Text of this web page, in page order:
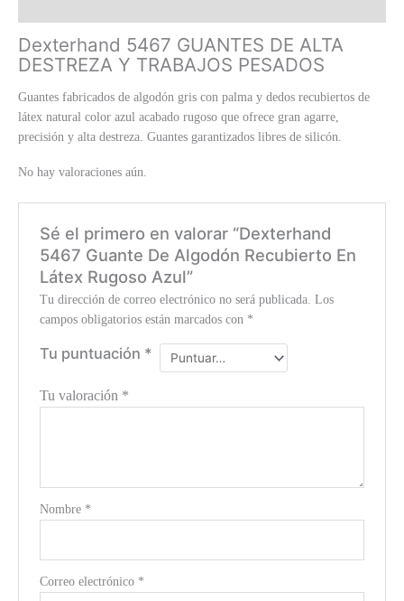
Dexterhand 5467 GUANTES DE ALTA
DESTREZA Y TRABAJOS PESADOS
Guantes fabricados de algodón gris con palma y dedos recubiertos de
látex natural color azul acabado rugoso que ofrece gran agarre,
precisión y alta destreza. Guantes garantizados libres de silicón.
No hay valoraciones aún.
Sé el primero en valorar “Dexterhand
5467 Guante De Algodón Recubierto En
Látex Rugoso Azul”
Tu dirección de correo electrónico no será publicada. Los
campos obligatorios están marcados con *
Tu puntuación *
Tu valoración *
Nombre *
Correo electrónico *